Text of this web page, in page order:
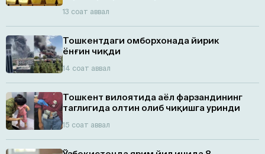
13 соат аввал
Тошкентдаги омборхонада йирик
ёнғин чиқди
14 соат аввал
Тошкент вилоятида аёл фарзандининг
таглигида олтин олиб чиқишга уринди
15 соат аввал